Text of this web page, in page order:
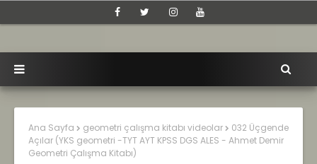
Ana Sayfa geometri çalışma kitabı videolar
032 Üçgende
Açılar (YKS geometri -TYT AYT KPSS DGS ALES - Ahmet Demir
Geometri Çalışma Kitabı)